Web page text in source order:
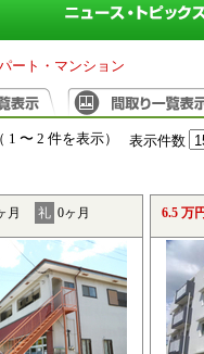
ート・マンション
1 〜 2 件を表示） 表示件数
月 礼 0ヶ月 6.5 万円